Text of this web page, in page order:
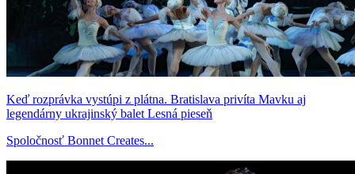
Keď rozprávka vystúpi z plátna. Bratislava privíta Mavku aj
legendárny ukrajinský balet Lesná pieseň
Spoločnosť Bonnet Creates...